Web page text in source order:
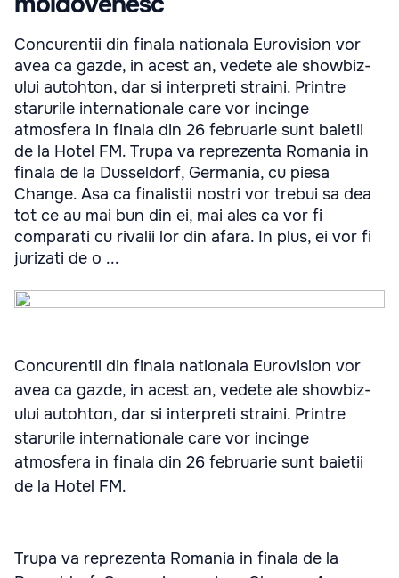
Concurentii din finala nationala Eurovision vor
avea ca gazde, in acest an, vedete ale showbiz-
ului autohton, dar si interpreti straini. Printre
starurile internationale care vor incinge
atmosfera in finala din 26 februarie sunt baietii
de la Hotel FM. Trupa va reprezenta Romania in
finala de la Dusseldorf, Germania, cu piesa
Change. Asa ca finalistii nostri vor trebui sa dea
tot ce au mai bun din ei, mai ales ca vor fi
comparati cu rivalii lor din afara. In plus, ei vor fi
jurizati de o ...
Concurentii din finala nationala Eurovision vor
avea ca gazde, in acest an, vedete ale showbiz-
ului autohton, dar si interpreti straini. Printre
starurile internationale care vor incinge
atmosfera in finala din 26 februarie sunt baietii
de la Hotel FM.
Trupa va reprezenta Romania in finala de la